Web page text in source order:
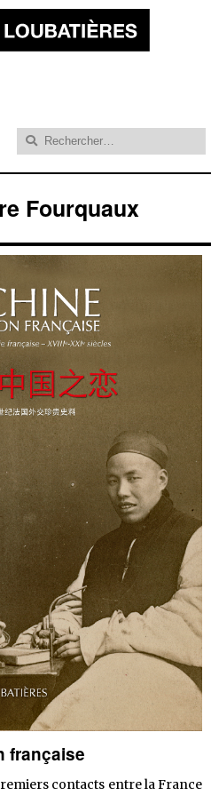
Rechercher :
Fourquaux
française
contacts entre la France